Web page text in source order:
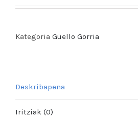
Kategoria Güello Gorria
Deskribapena
Iritziak (0)